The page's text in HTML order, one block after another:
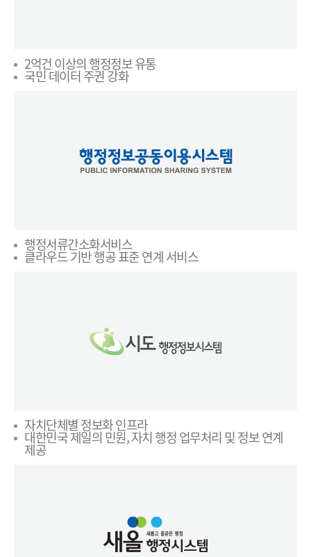
2억건 이상의 행정정보 유통
국민 데이터 주권 강화
행정서류간소화서비스
클라우드 기반 행공 표준 연계 서비스
자치단체별 정보화 인프라
대한민국 제일의 민원, 자치 행정 업무처리 및 정보 연계
제공